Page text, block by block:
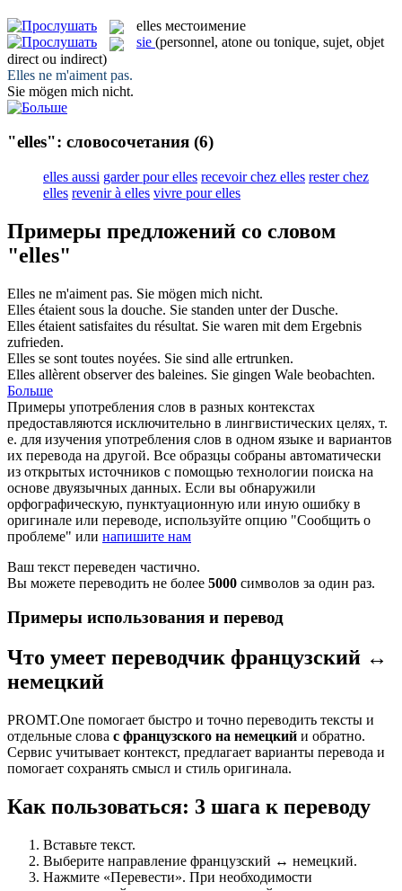
elles местоимение
sie (personnel, atone ou tonique, sujet, objet
direct ou indirect)
Elles ne m'aiment pas.
Sie mögen mich nicht.
"elles": словосочетания (6)
elles aussi garder pour elles recevoir chez elles rester chez
elles revenir à elles vivre pour elles
Примеры предложений со словом
"elles"
Elles ne m'aiment pas. Sie mögen mich nicht.
Elles étaient sous la douche. Sie standen unter der Dusche.
Elles étaient satisfaites du résultat. Sie waren mit dem Ergebnis
zufrieden.
Elles se sont toutes noyées. Sie sind alle ertrunken.
Elles allèrent observer des baleines. Sie gingen Wale beobachten.
Больше
Примеры употребления слов в разных контекстах
предоставляются исключительно в лингвистических целях, т.
е. для изучения употребления слов в одном языке и вариантов
их перевода на другой. Все образцы собраны автоматически
из открытых источников с помощью технологии поиска на
основе двуязычных данных. Если вы обнаружили
орфографическую, пунктуационную или иную ошибку в
оригинале или переводе, используйте опцию "Сообщить о
проблеме" или напишите нам
Ваш текст переведен частично.
Вы можете переводить не более 5000 символов за один раз.
Примеры использования и перевод
Что умеет переводчик французский ↔
немецкий
PROMT.One помогает быстро и точно переводить тексты и
отдельные слова с французского на немецкий и обратно.
Сервис учитывает контекст, предлагает варианты перевода и
помогает сохранять смысл и стиль оригинала.
Как пользоваться: 3 шага к переводу
Вставьте текст.
Выберите направление французский ↔ немецкий.
Нажмите «Перевести». При необходимости